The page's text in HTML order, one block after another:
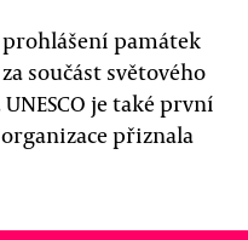
památek
součást světového
je také první
přiznala